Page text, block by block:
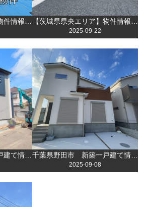
2025-09-22
千葉県野田市 新築一戸建て情報更新いたしました！ 千葉県野田市 新築一戸建て情報更新いたしました！
2025-09-08